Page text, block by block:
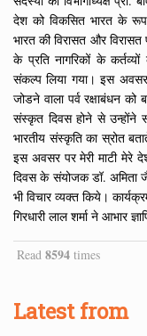
देश को विकसित भारत के
भारत की विरासत और
के प्रति नागरिकों के
संकल्प लिया गया। इस
जोडने वाला पर्व रक्षाबंधन को
संस्कृत दिवस होने से उन्होंने
भारतीय संस्कृति का स्रोत
इस अवसर पर मेरी माटी मेरे
दिवस के संयोजक डॉ. अमिता
भी विचार व्यक्त किये।
गिरधारी लाल शर्मा ने आभार
Read 8594 times
Latest from